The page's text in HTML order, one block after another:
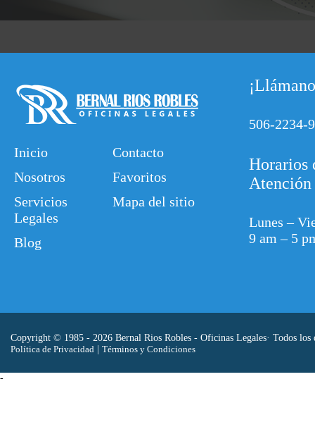
Inicio
Nosotros
Servicios
Legales
Blog
Contacto
Favoritos
Mapa del sitio
506-2234-
Horarios
Atención
Lunes –
9 am – 5
Copyright © 1985 - 2026 Bernal Rios Robles - Oficinas Legales· Todos los
Política de Privacidad
Términos y Condiciones
-